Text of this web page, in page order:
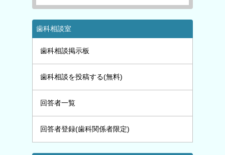
歯科相談室
歯科相談掲示板
歯科相談を投稿する(無料)
回答者一覧
回答者登録(歯科関係者限定)